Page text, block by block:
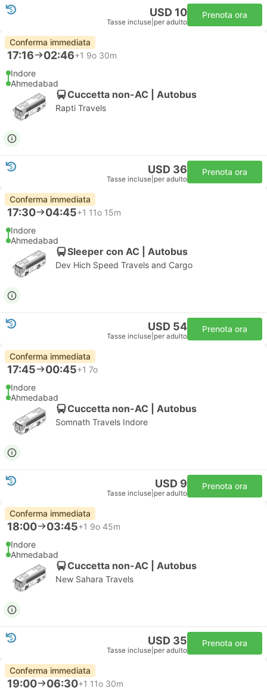
USD 10
Tasse incluse per adulto
Prenota ora
Conferma immediata
17:16 02:46+1 9o 30m
Indore
Ahmedabad
Cuccetta non-AC | Autobus
Rapti Travels
USD 36
Tasse incluse per adulto
Prenota ora
Conferma immediata
17:30 04:45+1 11o 15m
Indore
Ahmedabad
Sleeper con AC | Autobus
Dev Hich Speed Travels and Cargo
USD 54
Tasse incluse per adulto
Prenota ora
Conferma immediata
17:45 00:45+1 7o
Indore
Ahmedabad
Cuccetta non-AC | Autobus
Somnath Travels Indore
USD 9
Tasse incluse per adulto
Prenota ora
Conferma immediata
18:00 03:45+1 9o 45m
Indore
Ahmedabad
Cuccetta non-AC | Autobus
New Sahara Travels
USD 35
Tasse incluse per adulto
Prenota ora
Conferma immediata
19:00 06:30+1 11o 30m